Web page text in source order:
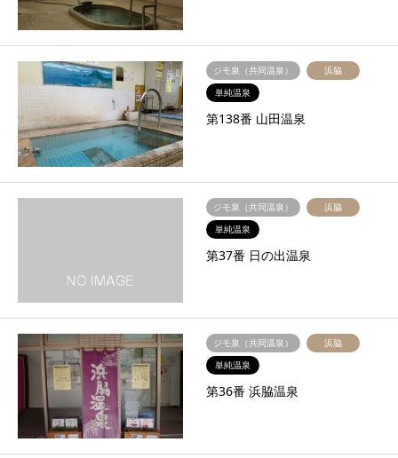
ジモ泉（共同温泉）
浜脇
単純温泉
第138番 山田温泉
ジモ泉（共同温泉）
浜脇
単純温泉
第37番 日の出温泉
ジモ泉（共同温泉）
浜脇
単純温泉
第36番 浜脇温泉